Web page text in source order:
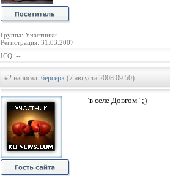
Группа: Участники
Регистрация: 31.03.2007
ICQ: --
#2 написал: 6epcepk (7 августа 2008 09:50)
"в селе Довгом" ;)